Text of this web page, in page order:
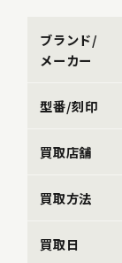
ブランド/
メーカー
型番/刻印
買取店舗
買取方法
買取日